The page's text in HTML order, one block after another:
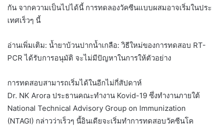
กัน จากความเป็นไปได้นี้ การทดลองวัคซีนแบบผสมอาจเริ่มในประ
เทศเร็วๆ นี้
อ่านเพิ่มเติม: น้ำยาบ้วนปากน้ำเกลือ: วิธีใหม่ของการทดสอบ RT-
PCR ได้รับการอนุมัติ จะไม่มีปัญหาในการให้ตัวอย่าง
การทดสอบสามารถเริ่มได้ในอีกไม่กี่สัปดาห์
Dr. NK Arora ประธานคณะทำงาน Kovid-19 ซึ่งทำงานภายใต้
National Technical Advisory Group on Immunization
(NTAGI) กล่าวว่าเร็วๆ นี้อินเดียจะเริ่มทำการทดสอบวัคซีนโค